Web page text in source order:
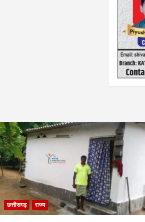
छत्तीसगढ़ राज्य